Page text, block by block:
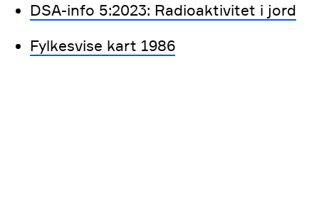
DSA-info 5:2023: Radioaktivitet i jord
Fylkesvise kart 1986